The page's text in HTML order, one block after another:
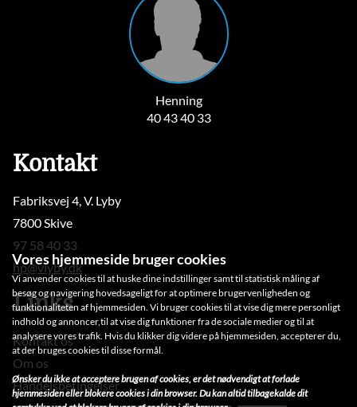
Henning
40 43 40 33
Kontakt
Fabriksvej 4, V. Lyby
7800 Skive
97 58 40 33
hp@vlyby.dk
Links
Kontakt os
Om os
Handelsbetingelser
Vores hjemmeside bruger cookies
Vi anvender cookies til at huske dine indstillinger samt til statistisk måling af
besøg og navigering hovedsageligt for at optimere brugervenligheden og
funktionaliteten af hjemmesiden. Vi bruger cookies til at vise dig mere personligt
indhold og annoncer,til at vise dig funktioner fra de sociale medier og til at
analysere vores trafik. Hvis du klikker dig videre på hjemmesiden, accepterer du,
at der bruges cookies til disse formål.
Ønsker du ikke at acceptere brugen af cookies, er det nødvendigt at forlade
hjemmesiden eller blokere cookies i din browser. Du kan altid tilbagekalde dit